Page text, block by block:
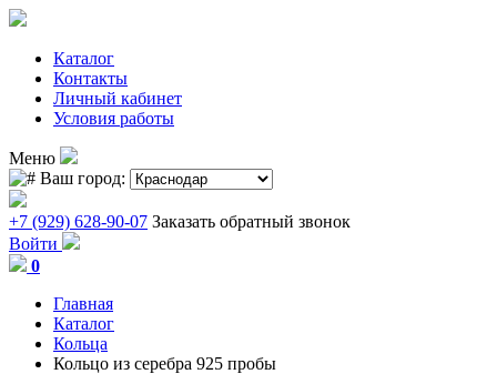
Каталог
Контакты
Личный кабинет
Условия работы
Меню
Ваш город:
+7 (929) 628-90-07 Заказать обратный звонок
Войти
0
Главная
Каталог
Кольца
Кольцо из серебра 925 пробы